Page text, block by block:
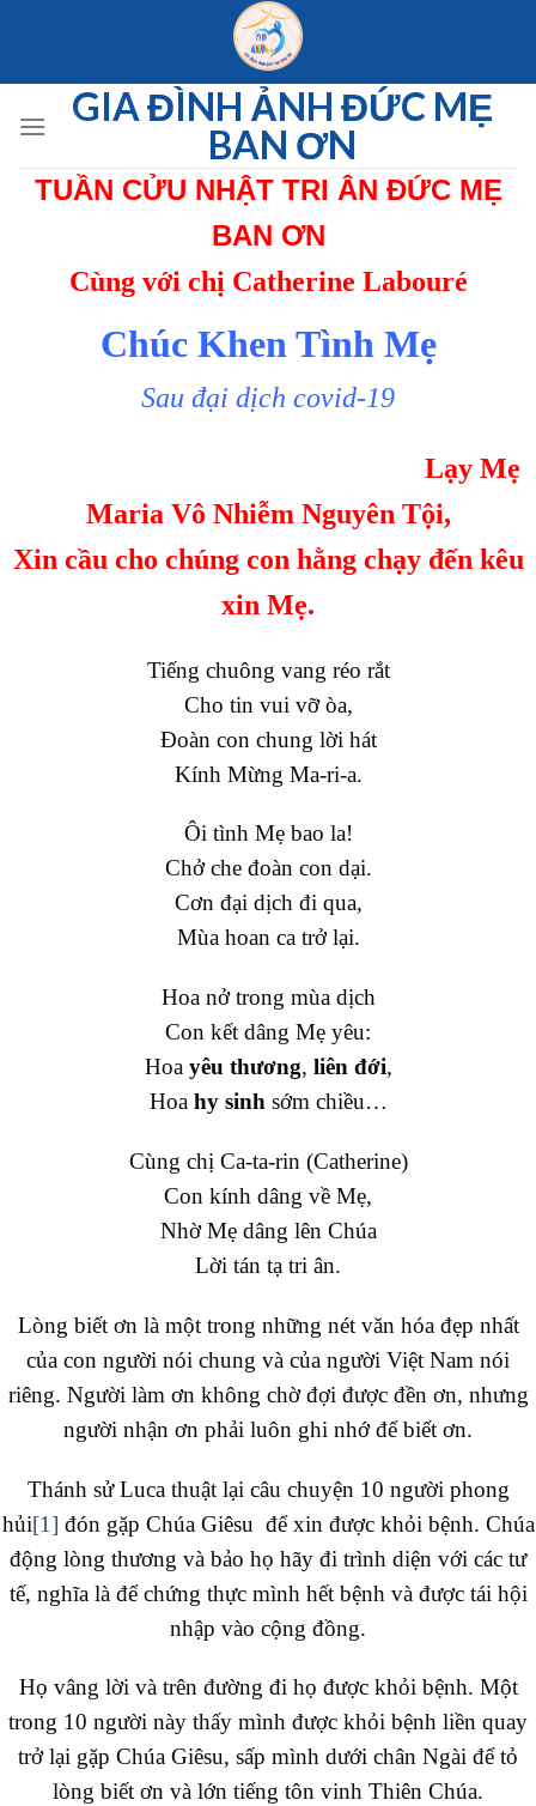
GIA ĐÌNH ẢNH ĐỨC MẸ
BAN ƠN
TUẦN CỬU NHẬT TRI ÂN ĐỨC MẸ
BAN ƠN
Cùng với chị Catherine Labouré
Chúc Khen Tình Mẹ
Sau đại dịch covid-19
Lạy Mẹ
Maria Vô Nhiễm Nguyên Tội,
Xin cầu cho chúng con hằng chạy đến kêu
xin Mẹ.
Tiếng chuông vang réo rắt
Cho tin vui vỡ òa,
Đoàn con chung lời hát
Kính Mừng Ma-ri-a.
Ôi tình Mẹ bao la!
Chở che đoàn con dại.
Cơn đại dịch đi qua,
Mùa hoan ca trở lại.
Hoa nở trong mùa dịch
Con kết dâng Mẹ yêu:
Hoa yêu thương, liên đới,
Hoa hy sinh sớm chiều…
Cùng chị Ca-ta-rin (Catherine)
Con kính dâng về Mẹ,
Nhờ Mẹ dâng lên Chúa
Lời tán tạ tri ân.
Lòng biết ơn là một trong những nét văn hóa đẹp nhất
của con người nói chung và của người Việt Nam nói
riêng. Người làm ơn không chờ đợi được đền ơn, nhưng
người nhận ơn phải luôn ghi nhớ để biết ơn.
Thánh sử Luca thuật lại câu chuyện 10 người phong
hủi[1] đón gặp Chúa Giêsu để xin được khỏi bệnh. Chúa
động lòng thương và bảo họ hãy đi trình diện với các tư
tế, nghĩa là để chứng thực mình hết bệnh và được tái hội
nhập vào cộng đồng.
Họ vâng lời và trên đường đi họ được khỏi bệnh. Một
trong 10 người này thấy mình được khỏi bệnh liền quay
trở lại gặp Chúa Giêsu, sấp mình dưới chân Ngài để tỏ
lòng biết ơn và lớn tiếng tôn vinh Thiên Chúa.